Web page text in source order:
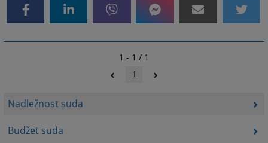
Nadležnost suda
Budžet suda
1 - 1 / 1
1